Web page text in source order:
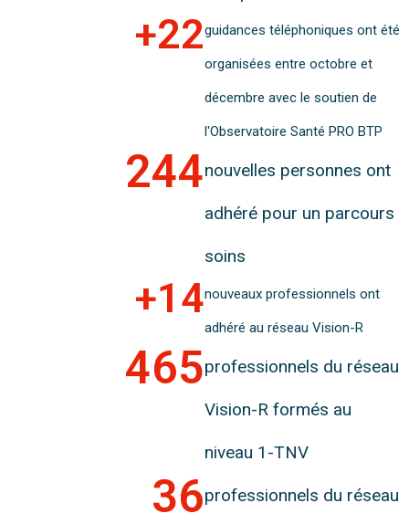
guidances téléphoniques ont été
organisées entre octobre et
décembre avec le soutien de
l'Observatoire Santé PRO BTP
+22
nouvelles personnes ont
adhéré pour un parcours
soins
244
nouveaux professionnels ont
adhéré au réseau Vision-R
+14
professionnels du réseau
Vision-R formés au
niveau 1-TNV
465
professionnels du réseau
36